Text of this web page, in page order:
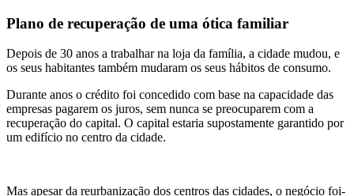
Plano de recuperação de uma ótica familiar
Depois de 30 anos a trabalhar na loja da família, a cidade mudou, e
os seus habitantes também mudaram os seus hábitos de consumo.
Durante anos o crédito foi concedido com base na capacidade das
empresas pagarem os juros, sem nunca se preocuparem com a
recuperação do capital. O capital estaria supostamente garantido por
um edifício no centro da cidade.
Mas apesar da reurbanização dos centros das cidades, o negócio foi-